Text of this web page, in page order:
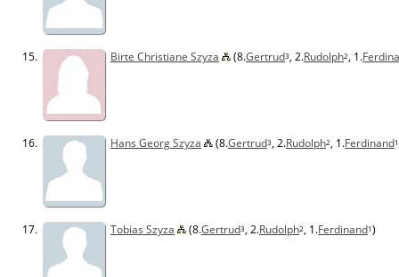
15. Birte Christiane Szyza (8.Gertrud3, 2.Rudolph2, 1.
16. Hans Georg Szyza (8.Gertrud3, 2.Rudolph2, 1.Ferdinand1
17. Tobias Szyza (8.Gertrud3, 2.Rudolph2, 1.Ferdinand1)